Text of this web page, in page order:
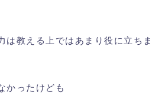
は教える上ではあまり役に立ちま
かったけども